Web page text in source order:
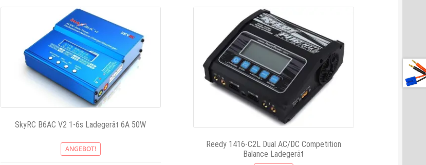
SkyRC B6AC V2 1-6s Ladegerät 6A 50W
ANGEBOT!
Reedy 1416-C2L Dual AC/DC Competition
Balance Ladegerät